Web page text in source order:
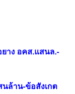
ยาง อคส.แสนล.-
ล้าน-ข้อสังเกต